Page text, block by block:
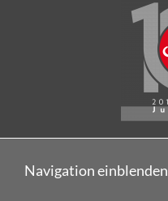
Navigation einblenden